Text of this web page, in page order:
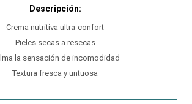
Crema nutritiva ultra-confort
Pieles secas a resecas
la sensación de incomodidad
Textura fresca y untuosa